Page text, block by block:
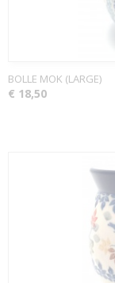
BOLLE MOK (LARGE)
€ 18,50